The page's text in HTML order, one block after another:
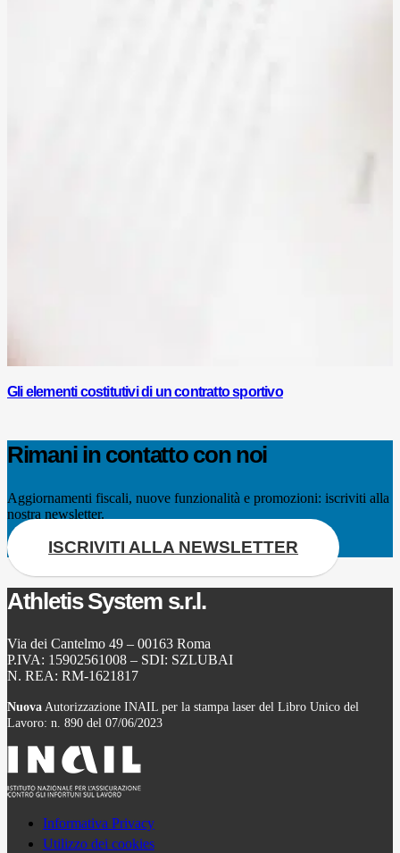
Gli elementi costitutivi di un contratto sportivo
Rimani in contatto con noi
Aggiornamenti fiscali, nuove funzionalità e promozioni: iscriviti alla
nostra newsletter.
ISCRIVITI ALLA NEWSLETTER
Athletis System s.r.l.
Via dei Cantelmo 49 – 00163 Roma
P.IVA: 15902561008 – SDI: SZLUBAI
N. REA: RM-1621817
Nuova Autorizzazione INAIL per la stampa laser del Libro Unico del
Lavoro: n. 890 del 07/06/2023
Informativa Privacy
Utilizzo dei cookies